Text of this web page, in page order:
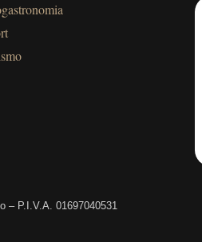
– P.I.V.A. 01697040531